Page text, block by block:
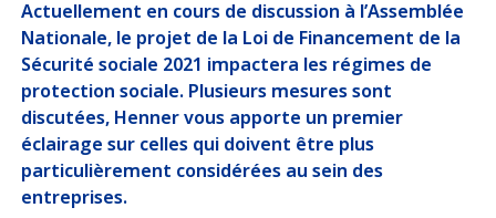
NOUSREJOINDRE
ESPACE CLIENT
Choisissez votre profil
Actuellement en cours de discussion à l’Assemblée
Nationale, le projet de la Loi de Financement de la
Sécurité sociale 2021 impactera les régimes de
protection sociale. Plusieurs mesures sont
discutées, Henner vous apporte un premier
éclairage sur celles qui doivent être plus
particulièrement considérées au sein des
entreprises.